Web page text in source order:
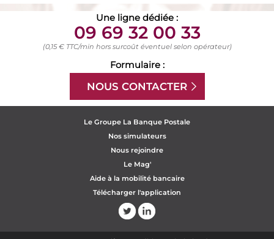
Une ligne dédiée :
09 69 32 00 33
(0,15 € TTC/min hors surcoût éventuel selon opérateur)
Formulaire :
NOUS CONTACTER
Le Groupe La Banque Postale
Nos simulateurs
Nous rejoindre
Le Mag'
Aide à la mobilité bancaire
Télécharger l'application